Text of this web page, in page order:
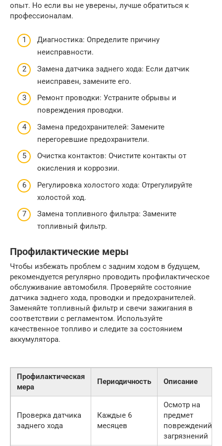
опыт. Но если вы не уверены, лучше обратиться к
профессионалам.
Диагностика: Определите причину
неисправности.
Замена датчика заднего хода: Если датчик
неисправен, замените его.
Ремонт проводки: Устраните обрывы и
повреждения проводки.
Замена предохранителей: Замените
перегоревшие предохранители.
Очистка контактов: Очистите контакты от
окисления и коррозии.
Регулировка холостого хода: Отрегулируйте
холостой ход.
Замена топливного фильтра: Замените
топливный фильтр.
Профилактические меры
Чтобы избежать проблем с задним ходом в будущем,
рекомендуется регулярно проводить профилактическое
обслуживание автомобиля. Проверяйте состояние
датчика заднего хода, проводки и предохранителей.
Заменяйте топливный фильтр и свечи зажигания в
соответствии с регламентом. Используйте
качественное топливо и следите за состоянием
аккумулятора.
Профилактическая
мера
Периодичность Описание
Проверка датчика
заднего хода
Каждые 6
месяцев
Осмотр на
предмет
повреждений и
загрязнений